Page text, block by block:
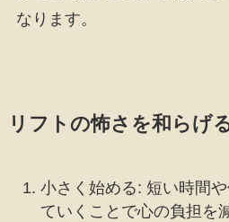
なります。
リフトの怖さを和らげ
小さく始める: 短い時間
ていくことで心の負担を